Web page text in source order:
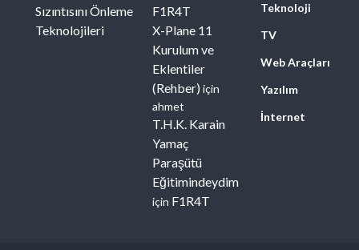
Sızıntısını Önleme
Teknolojileri
F1R4T
X-Plane 11
Kurulum ve
Eklentiler
(Rehber) için
ahmet
T.H.K. Karain
Yamaç
Paraşütü
Eğitimindeydim
için F1R4T
Teknoloji
TV
Web Araçları
Yazılım
İnternet